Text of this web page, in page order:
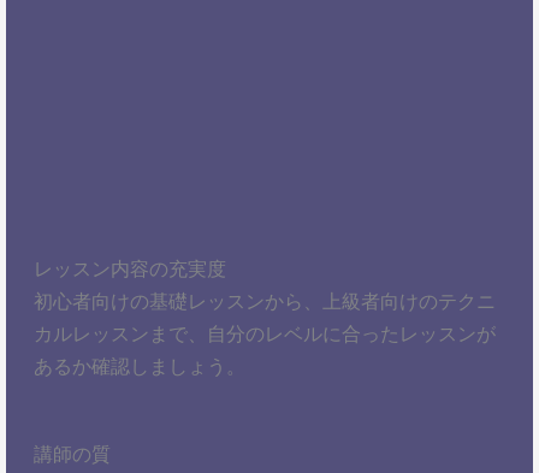
レッスン内容の充実度
初心者向けの基礎レッスンから、上級者向けのテクニ
カルレッスンまで、自分のレベルに合ったレッスンが
あるか確認しましょう。
講師の質